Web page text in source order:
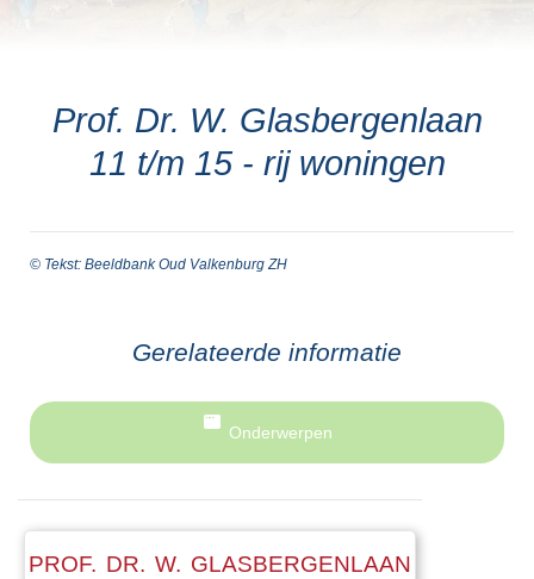
Prof. Dr. W. Glasbergenlaan
11 t/m 15 - rij woningen
© Tekst: Beeldbank Oud Valkenburg ZH
Gerelateerde informatie
Onderwerpen
PROF. DR. W. GLASBERGENLAAN